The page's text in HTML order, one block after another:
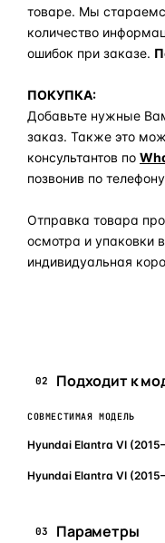
товаре. Мы
количество
ошибок при заказе.
ПОКУПКА:
Добавьте нужные
заказ. Также это
консультантов по
позвонив по телефону
Отправка товара
осмотра и упаковки
индивидуальная
02 Подходит к
СОВМЕСТИМАЯ МОДЕЛЬ
Hyundai Elantra VI
Hyundai Elantra VI
03 Параметры